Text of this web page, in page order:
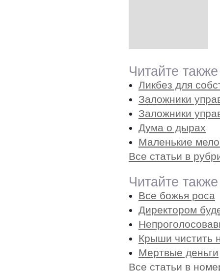
Читайте
Ликбез для
Заложники
Заложники
Дума о дырах
Маленькие
Все статьи в
Читайте
Все божья роса
Директором
Крыши чистить
Мертвые деньги
Все статьи в